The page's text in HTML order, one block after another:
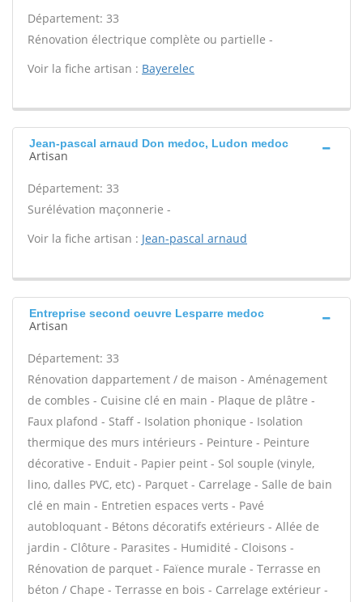
Département: 33
Rénovation électrique complète ou partielle -
Voir la fiche artisan : Bayerelec
Jean-pascal arnaud Don medoc, Ludon medoc
Artisan
Département: 33
Surélévation maçonnerie -
Voir la fiche artisan : Jean-pascal arnaud
Entreprise second oeuvre Lesparre medoc
Artisan
Département: 33
Rénovation dappartement / de maison - Aménagement
de combles - Cuisine clé en main - Plaque de plâtre -
Faux plafond - Staff - Isolation phonique - Isolation
thermique des murs intérieurs - Peinture - Peinture
décorative - Enduit - Papier peint - Sol souple (vinyle,
lino, dalles PVC, etc) - Parquet - Carrelage - Salle de bain
clé en main - Entretien espaces verts - Pavé
autobloquant - Bétons décoratifs extérieurs - Allée de
jardin - Clôture - Parasites - Humidité - Cloisons -
Rénovation de parquet - Faïence murale - Terrasse en
béton / Chape - Terrasse en bois - Carrelage extérieur -